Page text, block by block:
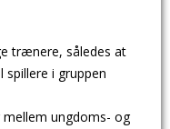
trænere, således at
i gruppen
ungdoms- og